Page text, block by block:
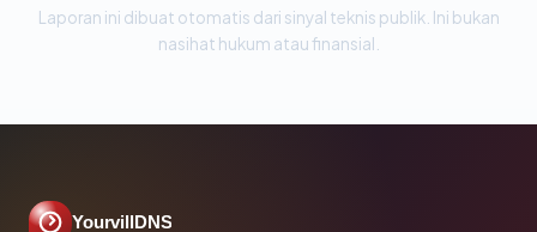
Laporan ini dibuat otomatis dari sinyal teknis publik. Ini bukan
nasihat hukum atau finansial.
YourvillDNS